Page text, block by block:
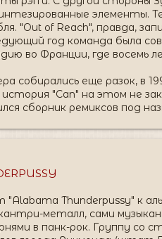
элементы.
"Out of Reach", правда,
год команда была
во Франции, где восемь
собирались еще разок, в
"Can" на этом не
сборник ремиксов под
Thunderpussy" к
металл, сами
в панк-рок. Группу со